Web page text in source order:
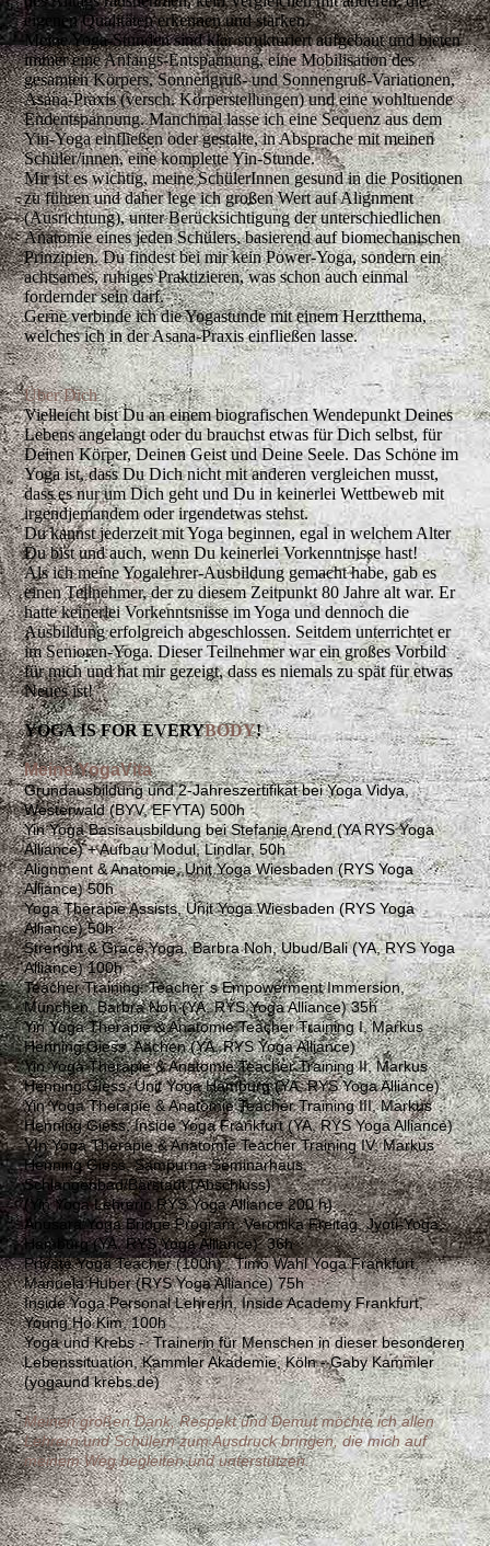
eigenen Qualitäten erkennen und stärken.
Meine Yoga-Stunden sind klar strukturiert aufgebaut und bieten
immer eine Anfangs-Entspannung, eine Mobilisation des
gesamten Körpers, Sonnengruß- und Sonnengruß-Variationen,
Asana-Praxis (versch. Körperstellungen) und eine wohltuende
Endentspannung. Manchmal lasse ich eine Sequenz aus dem
Yin-Yoga einfließen oder gestalte, in Absprache mit meinen
Schüler/innen, eine komplette Yin-Stunde.
Mir ist es wichtig, meine SchülerInnen gesund in die Positionen
zu führen und daher lege ich großen Wert auf Alignment
(Ausrichtung), unter Berücksichtigung der unterschiedlichen
Anatomie eines jeden Schülers, basierend auf biomechanischen
Prinzipien. Du findest bei mir kein Power-Yoga, sondern ein
achtsames, ruhiges Praktizieren, was schon auch einmal
fordernder sein darf.
Gerne verbinde ich die Yogastunde mit einem Herztthema,
welches ich in der Asana-Praxis einfließen lasse.
Über Dich
Vielleicht bist Du an einem biografischen Wendepunkt Deines
Lebens angelangt oder du brauchst etwas für Dich selbst, für
Deinen Körper, Deinen Geist und Deine Seele. Das Schöne im
Yoga ist, dass Du Dich nicht mit anderen vergleichen musst,
dass es nur um Dich geht und Du in keinerlei Wettbeweb mit
irgendjemandem oder irgendetwas stehst.
Du kannst jederzeit mit Yoga beginnen, egal in welchem Alter
Du bist und auch, wenn Du keinerlei Vorkenntnisse hast!
Als ich meine Yogalehrer-Ausbildung gemacht habe, gab es
einen Teilnehmer, der zu diesem Zeitpunkt 80 Jahre alt war. Er
hatte keinerlei Vorkenntsnisse im Yoga und dennoch die
Ausbildung erfolgreich abgeschlossen. Seitdem unterrichtet er
im Senioren-Yoga. Dieser Teilnehmer war ein großes Vorbild
für mich und hat mir gezeigt, dass es niemals zu spät für etwas
Neues ist!
YOGA IS FOR EVERYBODY!
Meine YogaVita
Grundausbildung und 2-Jahreszertifikat bei Yoga Vidya,
Westerwald (BYV, EFYTA) 500h
Yin Yoga Basisausbildung bei Stefanie Arend (YA RYS Yoga
Alliance) + Aufbau Modul, Lindlar, 50h
Alignment & Anatomie, Unit Yoga Wiesbaden (RYS Yoga
Alliance) 50h
Yoga Therapie Assists, Unit Yoga Wiesbaden (RYS Yoga
Alliance) 50h
Strenght & Grace Yoga, Barbra Noh, Ubud/Bali (YA, RYS Yoga
Alliance) 100h
Teacher Training: Teacher`s Empowerment Immersion,
München, Barbra Noh (YA, RYS Yoga Alliance) 35h
Yin Yoga Therapie & Anatomie Teacher Training I, Markus
Henning Giess, Aachen (YA, RYS Yoga Alliance)
Yin Yoga Therapie & Anatomie Teacher Training II, Markus
Henning Giess, Unit Yoga Hamburg (YA, RYS Yoga Alliance)
Yin Yoga Therapie & Anatomie Teacher Training III, Markus
Henning Giess, Inside Yoga Frankfurt (YA, RYS Yoga Alliance)
YIn Yoga Therapie & Anatomie Teacher Training IV, Markus
Henning Giess, Sampurna Seminarhaus,
Schlangenbad/Bärstadt (Abschluss)
(Yin Yoga Lehrerin RYS Yoga Alliance 200 h)
Anusara Yoga Bridge Program, Veronika Freitag, Jyoti-Yoga,
Hamburg (YA, RYS Yoga Alliance) 36h
Private Yoga Teacher (100h) , Timo Wahl Yoga Frankfurt,
Manuela Huber (RYS Yoga Alliance) 75h
Inside Yoga Personal Lehrerin, Inside Academy Frankfurt,
Young Ho Kim, 100h
Yoga und Krebs - Trainerin für Menschen in dieser besonderen
Lebenssituation, Kammler Akademie, Köln - Gaby Kammler
(yogaund krebs.de)
Meinen großen Dank, Respekt und Demut möchte ich allen
Lehrern und Schülern zum Ausdruck bringen, die mich auf
meinem Weg begleiten und unterstützen.